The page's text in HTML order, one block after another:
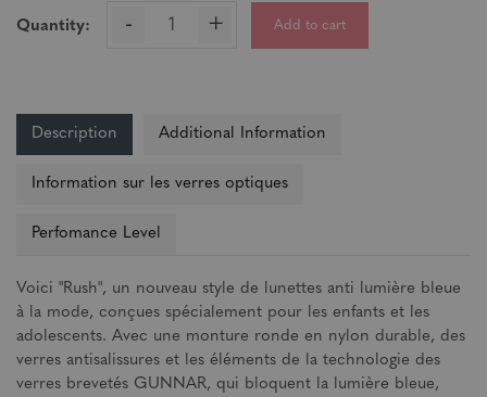
Quantity: - + Add to cart
Description Additional Information
Information sur les verres optiques
Perfomance Level
Voici "Rush", un nouveau style de lunettes anti lumière bleue
à la mode, conçues spécialement pour les enfants et les
adolescents. Avec une monture ronde en nylon durable, des
verres antisalissures et les éléments de la technologie des
verres brevetés GUNNAR, qui bloquent la lumière bleue,